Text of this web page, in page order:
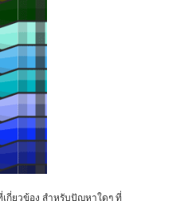
กี่ยวข้อง สำหรับปัญหาใดๆ ที่